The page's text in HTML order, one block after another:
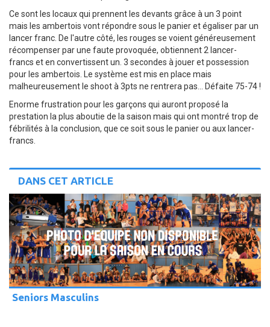
Ce sont les locaux qui prennent les devants grâce à un 3 point
mais les ambertois vont répondre sous le panier et égaliser par un
lancer franc. De l'autre côté, les rouges se voient généreusement
récompenser par une faute provoquée, obtiennent 2 lancer-
francs et en convertissent un. 3 secondes à jouer et possession
pour les ambertois. Le système est mis en place mais
malheureusement le shoot à 3pts ne rentrera pas... Défaite 75-74 !
Enorme frustration pour les garçons qui auront proposé la
prestation la plus aboutie de la saison mais qui ont montré trop de
fébrilités à la conclusion, que ce soit sous le panier ou aux lancer-
francs.
DANS CET ARTICLE
Seniors Masculins